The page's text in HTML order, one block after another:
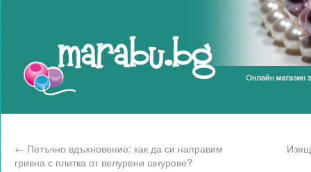
← Петъчно вдъхновение: как да си направим
гривна с плитка от велурени шнурове?